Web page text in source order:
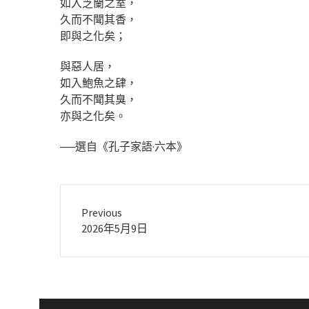
久而不聞其香，
即與之化矣；
與惡人居，
如入鮑魚之肆，
久而不聞其臭，
亦與之化矣。
──選自《孔子家語·六本》
Previous
Previous
2026年5月9日